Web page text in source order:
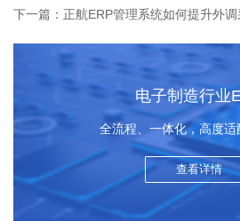
下一篇：正航ERP管理系统如何提升外
电子制造行业
全流程、一体化，高度适
查看详情